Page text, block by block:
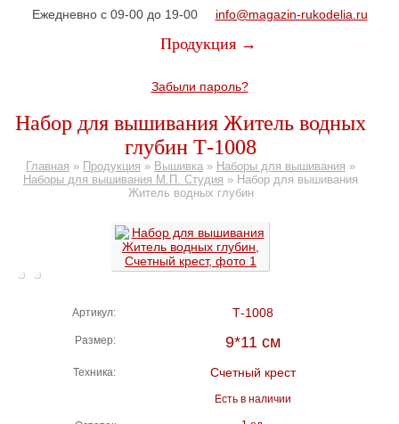
Ежедневно с 09-00 до 19-00 info@magazin-rukodelia.ru
Продукция →
Забыли пароль?
Набор для вышивания Житель водных
глубин Т-1008
Главная » Продукция » Вышивка » Наборы для вышивания »
Наборы для вышивания М.П. Студия » Набор для вышивания
Житель водных глубин
Артикул: Т-1008
Размер: 9*11 см
Техника: Счетный крест
Есть в наличии